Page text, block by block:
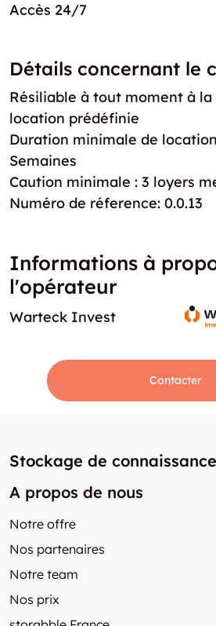
Accès 24/7
Détails concernant le
Résiliable à tout moment à
location prédéfinie
Duration minimale de
Semaines
Caution minimale : 3 loyers
Numéro de réference: 0.0.13
Informations à
l'opérateur
Warteck Invest
Contacter
Stockage de connaissance
A propos de nous
Notre offre
Nos partenaires
Notre team
Nos prix